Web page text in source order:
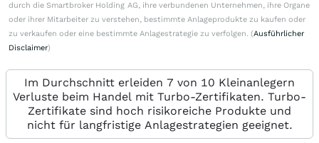
durch die Smartbroker Holding AG, ihre verbundenen Unternehmen, ihre Organe
oder ihrer Mitarbeiter zu verstehen, bestimmte Anlageprodukte zu kaufen oder
zu verkaufen oder eine bestimmte Anlagestrategie zu verfolgen. (Ausführlicher
Disclaimer)
Im Durchschnitt erleiden 7 von 10 Kleinanlegern
Verluste beim Handel mit Turbo-Zertifikaten. Turbo-
Zertifikate sind hoch risikoreiche Produkte und
nicht für langfristige Anlagestrategien geeignet.